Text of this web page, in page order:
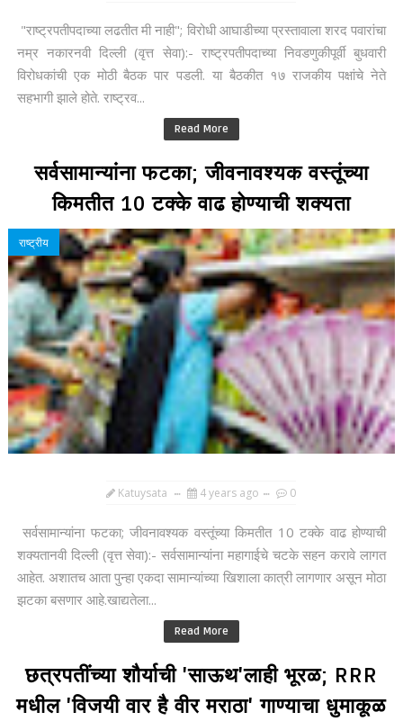
"राष्ट्रपतीपदाच्या लढतीत मी नाही"; विरोधी आघाडीच्या प्रस्तावाला शरद पवारांचा
नम्र नकारनवी दिल्ली (वृत्त सेवा):- राष्ट्रपतीपदाच्या निवडणुकीपूर्वी बुधवारी
विरोधकांची एक मोठी बैठक पार पडली. या बैठकीत १७ राजकीय पक्षांचे नेते
सहभागी झाले होते. राष्ट्रव...
Read More
सर्वसामान्यांना फटका; जीवनावश्यक वस्तूंच्या
किमतीत 10 टक्के वाढ होण्याची शक्यता
राष्ट्रीय
Katuysata 4 years ago 0
सर्वसामान्यांना फटका; जीवनावश्यक वस्तूंच्या किमतीत 10 टक्के वाढ होण्याची
शक्यतानवी दिल्ली (वृत्त सेवा):- सर्वसामान्यांना महागाईचे चटके सहन करावे लागत
आहेत. अशातच आता पुन्हा एकदा सामान्यांच्या खिशाला कात्री लागणार असून मोठा
झटका बसणार आहे.खाद्यतेला...
Read More
छत्रपतींच्या शौर्याची 'साऊथ'लाही भूरळ; RRR
मधील 'विजयी वार है वीर मराठा' गाण्याचा धुमाकूळ